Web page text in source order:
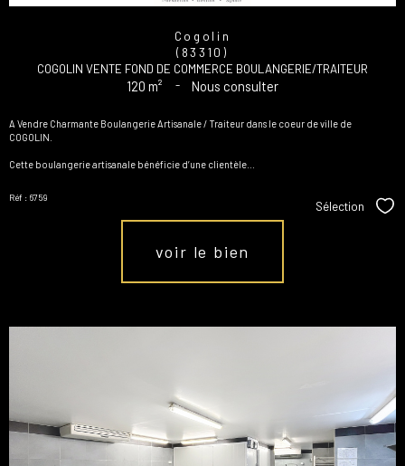
Cogolin
(83310)
COGOLIN VENTE FOND DE COMMERCE BOULANGERIE/TRAITEUR
120 m² - Nous consulter
A Vendre Charmante Boulangerie Artisanale / Traiteur dans le coeur de ville de
COGOLIN.
Cette boulangerie artisanale bénéficie d’une clientèle...
Réf : 6759
Sélection
voir le bien